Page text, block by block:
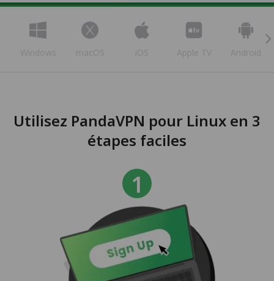
Windows macOS iOS Apple TV Android
Utilisez PandaVPN pour Linux en 3
étapes faciles